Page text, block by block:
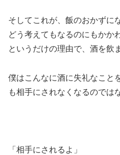
そしてこれが、飯のおかずに
どう考えてもなるのにもかか
というだけの理由で、酒を飲
僕はこんなに酒に失礼なこと
も相手にされなくなるのでは
「相手にされるよ」